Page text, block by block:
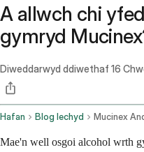
A allwch chi
gymryd
Diweddarwyd ddiwethaf 16
Hafan Blog Iechyd Mucinex
Mae'n well osgoi alcohol wrth